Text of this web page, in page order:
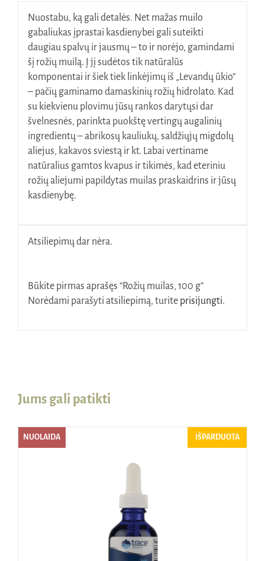
Nuostabu, ką gali detalės. Net mažas muilo
gabaliukas įprastai kasdienybei gali suteikti
daugiau spalvų ir jausmų – to ir norėjo, gamindami
šį rožių muilą. Į jį sudėtos tik natūralūs
komponentai ir šiek tiek linkėjimų iš „Levandų ūkio”
– pačių gaminamo damaskinių rožių hidrolato. Kad
su kiekvienu plovimu jūsų rankos darytųsi dar
švelnesnės, parinkta puokštę vertingų augalinių
ingredientų – abrikosų kauliukų, saldžiųjų migdolų
aliejus, kakavos sviestą ir kt. Labai vertiname
natūralius gamtos kvapus ir tikimės, kad eteriniu
rožių aliejumi papildytas muilas praskaidrins ir jūsų
kasdienybę.
Atsiliepimų dar nėra.
Būkite pirmas aprašęs “Rožių muilas, 100 g”
Norėdami parašyti atsiliepimą, turite prisijungti.
Jums gali patikti
NUOLAIDA IŠPARDUOTA